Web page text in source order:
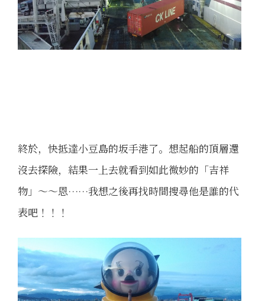
終於，快抵達小豆島的坂手港了。想起船的頂層還
沒去探險，結果一上去就看到如此微妙的「吉祥
物」～～恩……我想之後再找時間搜尋他是誰的代
表吧！！！